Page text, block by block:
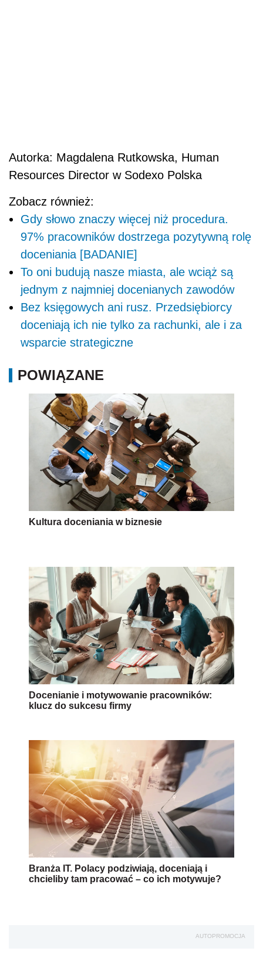
Autorka: Magdalena Rutkowska, Human
Resources Director w Sodexo Polska
Zobacz również:
Gdy słowo znaczy więcej niż procedura.
97% pracowników dostrzega pozytywną rolę
doceniania [BADANIE]
To oni budują nasze miasta, ale wciąż są
jednym z najmniej docenianych zawodów
Bez księgowych ani rusz. Przedsiębiorcy
doceniają ich nie tylko za rachunki, ale i za
wsparcie strategiczne
POWIĄZANE
Kultura doceniania w biznesie
Docenianie i motywowanie pracowników:
klucz do sukcesu firmy
Branża IT. Polacy podziwiają, doceniają i
chcieliby tam pracować – co ich motywuje?
AUTOPROMOCJA